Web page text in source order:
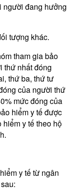
người đang hưởng
tượng khác.
tham gia bảo
thứ nhất đóng
thứ ba, thứ tư
của người thứ
mức đóng của
hiểm y tế được
y tế theo hộ
y tế từ ngân